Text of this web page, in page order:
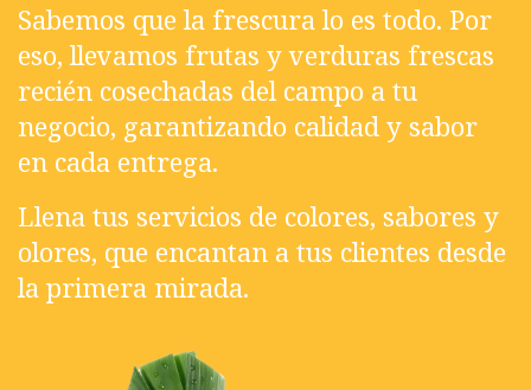
Sabemos que la frescura lo es todo. Por
eso, llevamos frutas y verduras frescas
recién cosechadas del campo a tu
negocio, garantizando calidad y sabor
en cada entrega.
Llena tus servicios de colores, sabores y
olores, que encantan a tus clientes desde
la primera mirada.